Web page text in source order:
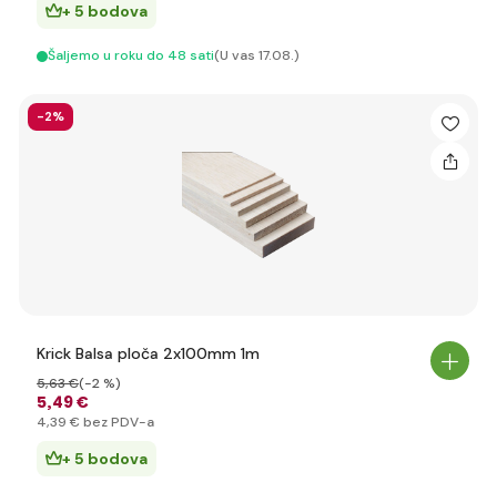
+ 5 bodova
Šaljemo u roku do 48 sati(U vas 17.08.)
-2%
Krick Balsa ploča 2x100mm 1m
5,49 €
5,63 €(-2 %)
4,39 € bez PDV-a
+ 5 bodova